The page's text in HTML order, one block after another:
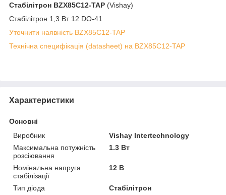
Стабілітрон BZX85C12-TAP (Vishay)
Стабілітрон 1,3 Вт 12 DO-41
Уточнити наявність BZX85C12-TAP
Технічна специфікація (datasheet) на BZX85C12-TAP
Характеристики
Основні
Виробник
Vishay Intertechnology
Максимальна потужність
розсіювання
1.3 Вт
Номінальна напруга
стабілізації
12 В
Тип діода
Стабілітрон